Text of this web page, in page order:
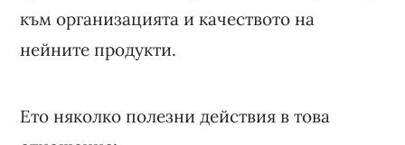
към организацията и качеството на
нейните продукти.
Ето няколко полезни действия в това